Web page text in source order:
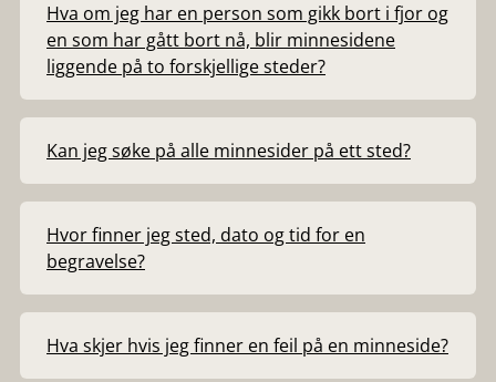
Hva om jeg har en person som gikk bort i fjor og
en som har gått bort nå, blir minnesidene
liggende på to forskjellige steder?
Kan jeg søke på alle minnesider på ett sted?
Hvor finner jeg sted, dato og tid for en
begravelse?
Hva skjer hvis jeg finner en feil på en minneside?